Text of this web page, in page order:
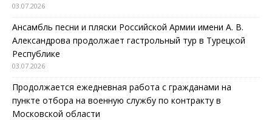
03.07.2026
Ансамбль песни и пляски Российской Армии имени А. В.
Александрова продолжает гастрольный тур в Турецкой
Республике
03.07.2026
Продолжается ежедневная работа с гражданами на
пункте отбора на военную службу по контракту в
Московской области